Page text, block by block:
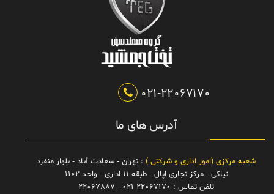
021-22067170
آدرس های ما
شعبه مرکزی (امور اداری و شرکتی ) : تهران - سعادت آباد - بلوار منفرد
نیاکی - مرکز تجاری اپال - طبقه 11 اداری - واحد 1102
تلفن تماس : 021-22067170 - 22067887